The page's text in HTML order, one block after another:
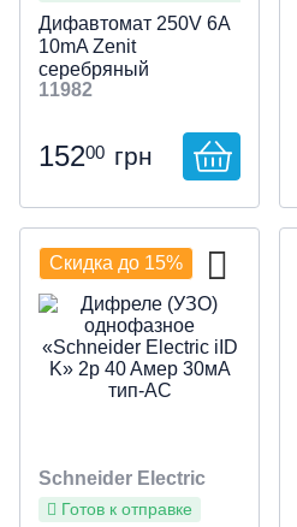
Дифавтомат 250V 6A
10mA Zenit
серебряный
11982
15200 грн
Скидка до 15%
Schneider Electric
Готов к отправке